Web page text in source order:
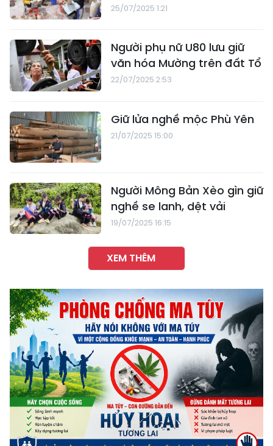
25/07/2025 1:21
Người phụ nữ U80 lưu giữ
văn hóa Mường trên đất Tổ
22/07/2025 2:53
Giữ lửa nghề mộc Phù Yên
21/07/2025 15:00
Người Mông Bản Xèo gìn giữ
nghề se lanh, dệt vải
19/07/2025 16:15
XEM THÊM